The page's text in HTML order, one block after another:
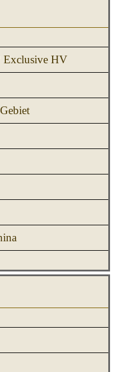
Exclusive HV